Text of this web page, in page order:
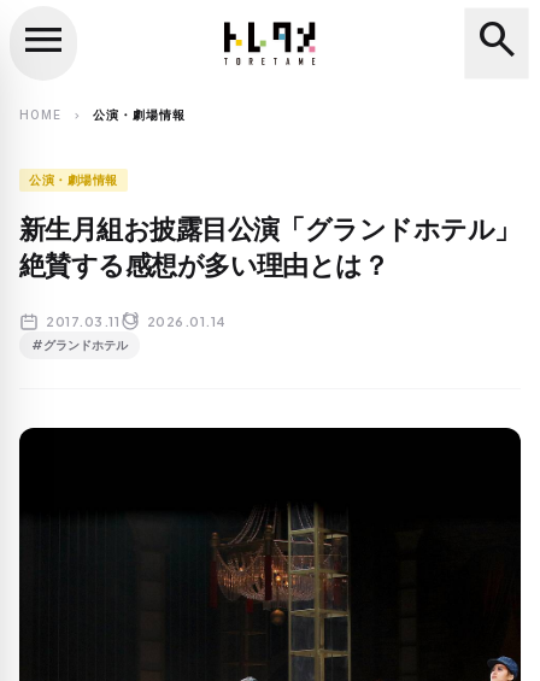
search
menu search
HOME chevron_right 公演・劇場情報
公演・劇場情報
新生月組お披露目公演「グランドホテル」
絶賛する感想が多い理由とは？
2017.03.11 2026.01.14
#グランドホテル